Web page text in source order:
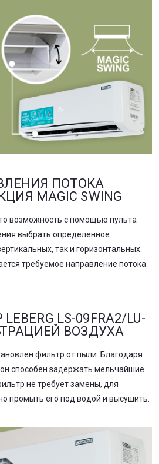
ПОТОКА
MAGIC SWING
возможность с помощью пульта
выбрать определенное
так и горизонтальных.
требуемое направление потока
LS-09FRA2/LU-
ВОЗДУХА
фильтр от пыли. Благодаря
способен задержать мельчайшие
не требует замены, для
промыть его под водой и высушить.